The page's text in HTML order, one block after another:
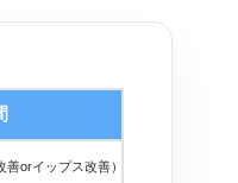
善orイップス改善）